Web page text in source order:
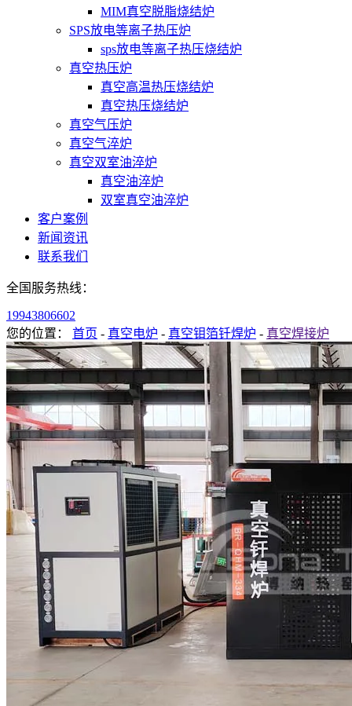
MIM真空脱脂烧结炉
SPS放电等离子热压炉
sps放电等离子热压烧结炉
真空热压炉
真空高温热压烧结炉
真空热压烧结炉
真空气压炉
真空气淬炉
真空双室油淬炉
真空油淬炉
双室真空油淬炉
客户案例
新闻资讯
联系我们
全国服务热线：
19943806602
您的位置： 首页 - 真空电炉 - 真空钼箔钎焊炉 - 真空焊接炉